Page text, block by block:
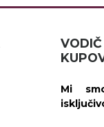
Mi